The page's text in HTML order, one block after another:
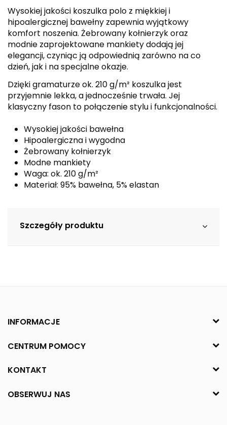
Wysokiej jakości koszulka polo z miękkiej i
hipoalergicznej bawełny zapewnia wyjątkowy
komfort noszenia. Żebrowany kołnierzyk oraz
modnie zaprojektowane mankiety dodają jej
elegancji, czyniąc ją odpowiednią zarówno na co
dzień, jak i na specjalne okazje.
Dzięki gramaturze ok. 210 g/m² koszulka jest
przyjemnie lekka, a jednocześnie trwała. Jej
klasyczny fason to połączenie stylu i funkcjonalności.
Wysokiej jakości bawełna
Hipoalergiczna i wygodna
Żebrowany kołnierzyk
Modne mankiety
Waga: ok. 210 g/m²
Materiał: 95% bawełna, 5% elastan
Szczegóły produktu
INFORMACJE
CENTRUM POMOCY
KONTAKT
OBSERWUJ NAS